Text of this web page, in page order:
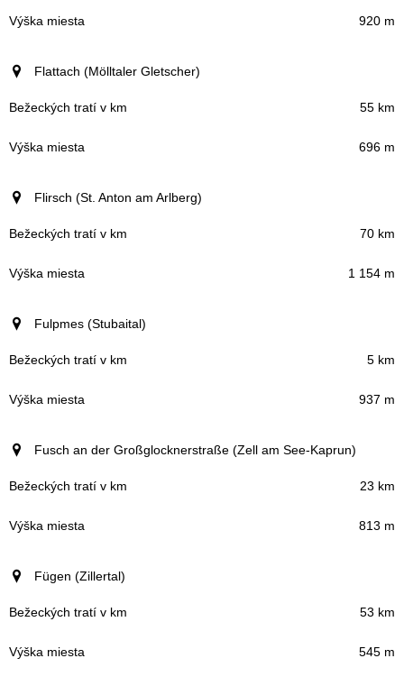
920 m
Flattach (Mölltaler Gletscher)
55 km
696 m
Flirsch (St. Anton am Arlberg)
70 km
1 154 m
Fulpmes (Stubaital)
5 km
937 m
Fusch an der Großglocknerstraße (Zell am See-Kaprun)
23 km
813 m
Fügen (Zillertal)
53 km
545 m